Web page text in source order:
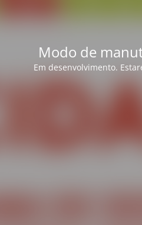
Modo de
Em desenvolvimento.